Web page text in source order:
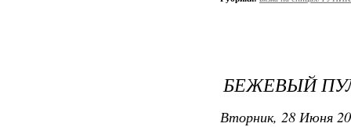
БЕЖЕВЫЙ
Вторник, 28 Июня